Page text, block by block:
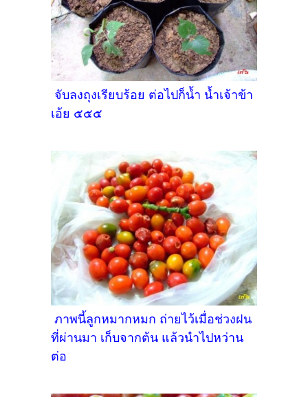
จับลงถุงเรียบร้อย ต่อไปก็น้ำ น้ำเจ้าข้า
เอ้ย ๕๕๕
ภาพนี้ลูกหมากหมก ถ่ายไว้เมื่อช่วงฝน
ที่ผ่านมา เก็บจากต้น แล้วนำไปหว่าน
ต่อ